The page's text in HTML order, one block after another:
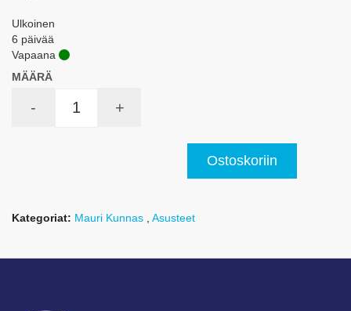
Ulkoinen
6 päivää
Vapaana
MÄÄRÄ
- +
Ostoskoriin
Kategoriat: Mauri Kunnas Asusteet